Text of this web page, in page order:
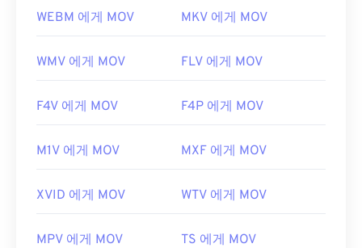
WEBM 에게 MOV MKV 에게 MOV
WMV 에게 MOV FLV 에게 MOV
F4V 에게 MOV F4P 에게 MOV
M1V 에게 MOV MXF 에게 MOV
XVID 에게 MOV WTV 에게 MOV
MPV 에게 MOV TS 에게 MOV